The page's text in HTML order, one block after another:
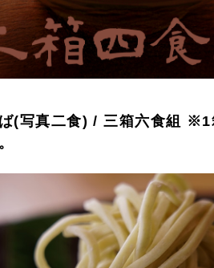
(写真二食) / 三箱六食組 ※1